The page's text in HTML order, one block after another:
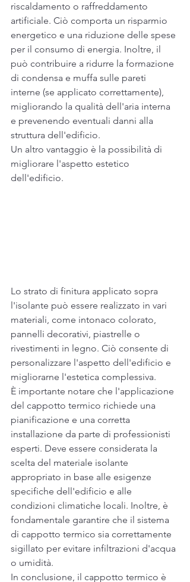
riscaldamento o raffreddamento
artificiale. Ciò comporta un risparmio
energetico e una riduzione delle spese
per il consumo di energia. Inoltre, il
può contribuire a ridurre la formazione
di condensa e muffa sulle pareti
interne (se applicato correttamente),
migliorando la qualità dell'aria interna
e prevenendo eventuali danni alla
struttura dell'edificio.
Un altro vantaggio è la possibilità di
migliorare l'aspetto estetico
dell'edificio.
Lo strato di finitura applicato sopra
l'isolante può essere realizzato in vari
materiali, come intonaco colorato,
pannelli decorativi, piastrelle o
rivestimenti in legno. Ciò consente di
personalizzare l'aspetto dell'edificio e
migliorarne l'estetica complessiva.
È importante notare che l'applicazione
del cappotto termico richiede una
pianificazione e una corretta
installazione da parte di professionisti
esperti. Deve essere considerata la
scelta del materiale isolante
appropriato in base alle esigenze
specifiche dell'edificio e alle
condizioni climatiche locali. Inoltre, è
fondamentale garantire che il sistema
di cappotto termico sia correttamente
sigillato per evitare infiltrazioni d'acqua
o umidità.
In conclusione, il cappotto termico è